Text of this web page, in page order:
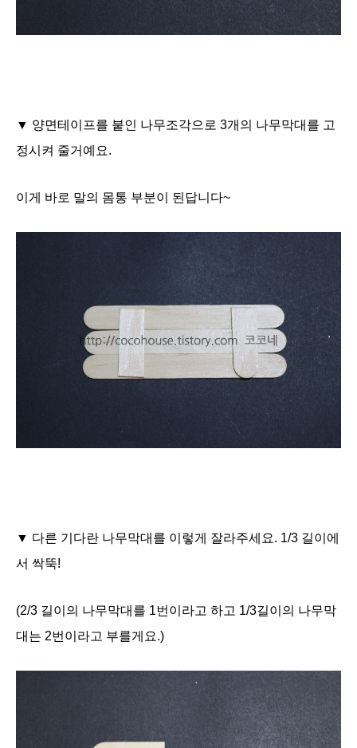
▼ 양면테이프를 붙인 나무조각으로 3개의 나무막대를 고
정시켜 줄거예요.
이게 바로 말의 몸통 부분이 된답니다~
▼ 다른 기다란 나무막대를 이렇게 잘라주세요. 1/3 길이에
서 싹뚝!
(2/3 길이의 나무막대를 1번이라고 하고 1/3길이의 나무막
대는 2번이라고 부를게요.)